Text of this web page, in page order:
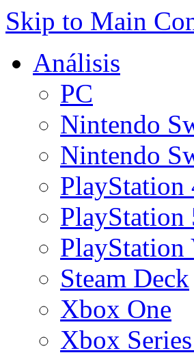
Skip to Main
Análisis
PC
Nintendo
Nintendo
PlayStation
PlayStation
PlayStation
Steam Deck
Xbox One
Xbox